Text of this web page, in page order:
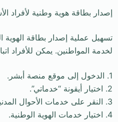
إصدار بطاقة هوية وطنية لأفراد
تسهيل عملية إصدار بطاقة الهوية
لخدمة المواطنين. يمكن للأفراد
1. الدخول إلى موقع منصة أبشر.
2. اختيار أيقونة “خدماتي”.
3. النقر على خدمات الأحوال المدنية.
4. اختيار خدمات الهوية الوطنية.